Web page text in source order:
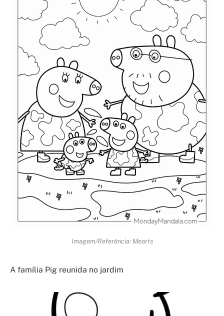
Imagem/Referência: Mearts
A família Pig reunida no jardim